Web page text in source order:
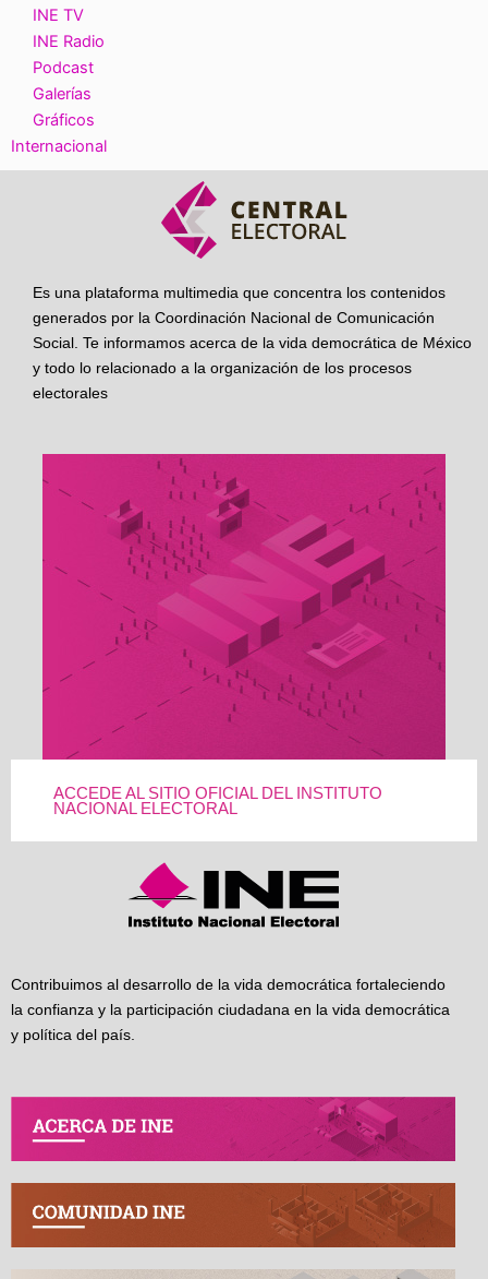
INE TV
INE Radio
Podcast
Galerías
Gráficos
Internacional
Es una plataforma multimedia que concentra los contenidos
generados por la Coordinación Nacional de Comunicación
Social. Te informamos acerca de la vida democrática de México
y todo lo relacionado a la organización de los procesos
electorales
ACCEDE AL SITIO OFICIAL DEL INSTITUTO
NACIONAL ELECTORAL
Contribuimos al desarrollo de la vida democrática fortaleciendo
la confianza y la participación ciudadana en la vida democrática
y política del país.